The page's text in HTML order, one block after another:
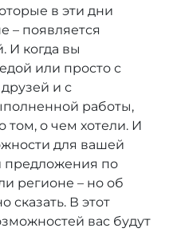
в эти дни
– появляется
И когда вы
или просто с
и с
работы,
том, о чем хотели. И
для вашей
предложения по
регионе – но об
сказать. В этот
вас будут